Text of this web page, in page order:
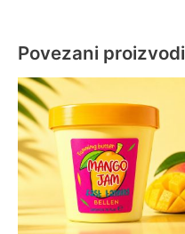
Povezani proizvodi